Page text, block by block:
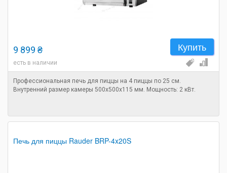
Купить
9 899 ₴
есть в наличии
Профессиональная печь для пиццы на 4 пиццы по 25 см.
Внутренний размер камеры 500x500x115 мм. Мощность: 2 кВт.
Печь для пиццы Rauder BRP-4x20S